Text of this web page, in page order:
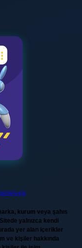
kurum veya şahıs
yalnızca kendi
yer alan içerikler
ve kişiler hakkında